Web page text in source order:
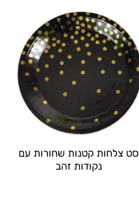
סט צלחות קטנות שחורות עם
נקודות זהב